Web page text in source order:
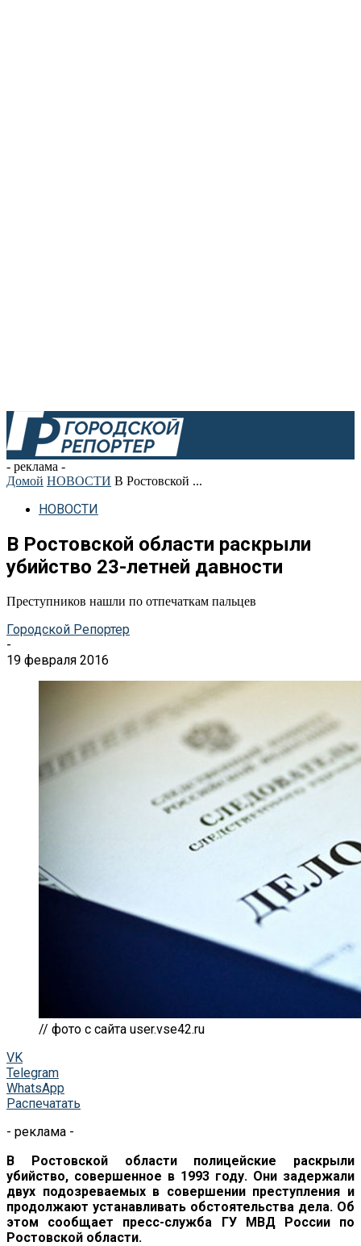
- реклама -
Домой НОВОСТИ В Ростовской ...
НОВОСТИ
В Ростовской области раскрыли
убийство 23-летней давности
Преступников нашли по отпечаткам пальцев
Городской Репортер
-
19 февраля 2016
// фото с сайта user.vse42.ru
VK
Telegram
WhatsApp
Распечатать
- реклама -
В Ростовской области полицейские раскрыли
убийство, совершенное в 1993 году. Они задержали
двух подозреваемых в совершении преступления и
продолжают устанавливать обстоятельства дела. Об
этом сообщает пресс-служба ГУ МВД России по
Ростовской области.